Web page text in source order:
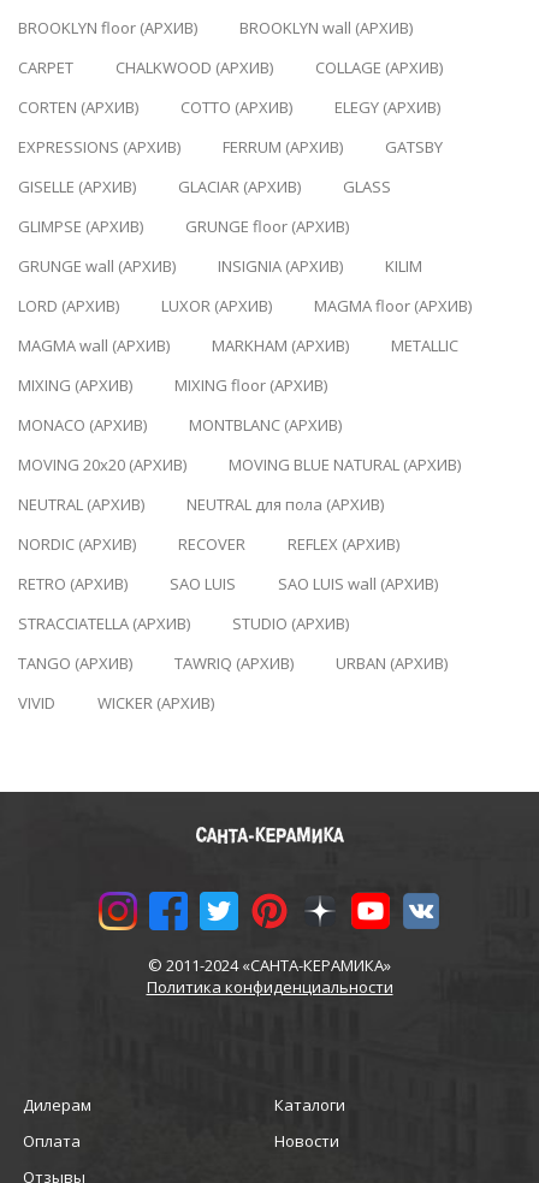
BROOKLYN floor (АРХИВ)
BROOKLYN wall (АРХИВ)
CARPET
CHALKWOOD (АРХИВ)
COLLAGE (АРХИВ)
CORTEN (АРХИВ)
COTTO (АРХИВ)
ELEGY (АРХИВ)
EXPRESSIONS (АРХИВ)
FERRUM (АРХИВ)
GATSBY
GISELLE (АРХИВ)
GLACIAR (АРХИВ)
GLASS
GLIMPSE (АРХИВ)
GRUNGE floor (АРХИВ)
GRUNGE wall (АРХИВ)
INSIGNIA (АРХИВ)
KILIM
LORD (АРХИВ)
LUXOR (АРХИВ)
MAGMA floor (АРХИВ)
MAGMA wall (АРХИВ)
MARKHAM (АРХИВ)
METALLIC
MIXING (АРХИВ)
MIXING floor (АРХИВ)
MONACO (АРХИВ)
MONTBLANC (АРХИВ)
MOVING 20x20 (АРХИВ)
MOVING BLUE NATURAL (АРХИВ)
NEUTRAL (АРХИВ)
NEUTRAL для пола (АРХИВ)
NORDIC (АРХИВ)
RECOVER
REFLEX (АРХИВ)
RETRO (АРХИВ)
SAO LUIS
SAO LUIS wall (АРХИВ)
STRACCIATELLA (АРХИВ)
STUDIO (АРХИВ)
TANGO (АРХИВ)
TAWRIQ (АРХИВ)
URBAN (АРХИВ)
VIVID
WICKER (АРХИВ)
© 2011-2024 «САНТА-КЕРАМИКА»
Политика конфиденциальности
Дилерам
Каталоги
Оплата
Новости
Отзывы